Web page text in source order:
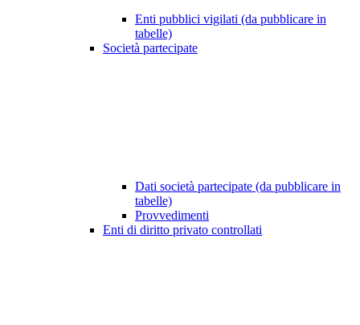
Enti pubblici vigilati (da pubblicare in
tabelle)
Società partecipate
Dati società partecipate (da pubblicare in
tabelle)
Provvedimenti
Enti di diritto privato controllati